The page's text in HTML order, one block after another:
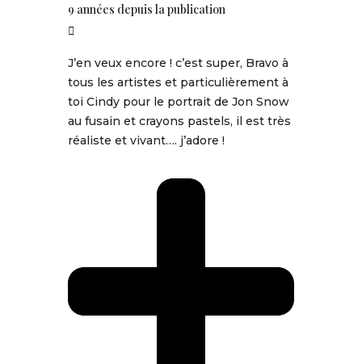
9 années depuis la publication
J’en veux encore ! c’est super, Bravo à
tous les artistes et particulièrement à
toi Cindy pour le portrait de Jon Snow
au fusain et crayons pastels, il est très
réaliste et vivant…. j’adore !